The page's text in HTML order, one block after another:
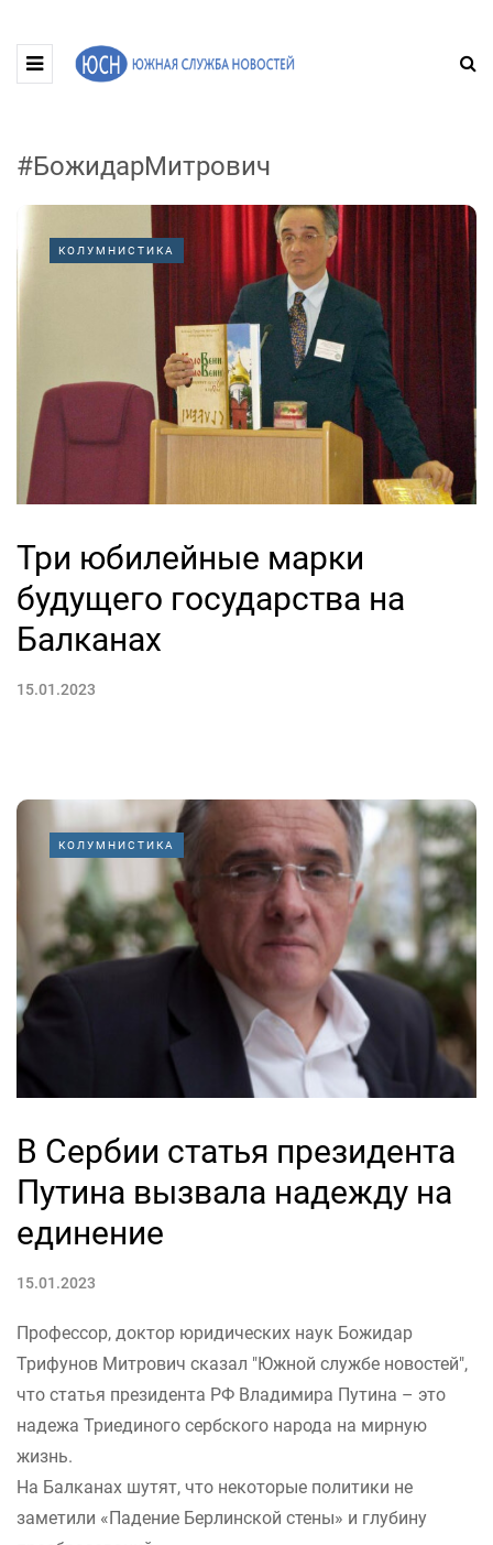
#БожидарМитрович
КОЛУМНИСТИКА
Три юбилейные марки
будущего государства на
Балканах
15.01.2023
КОЛУМНИСТИКА
В Сербии статья президента
Путина вызвала надежду на
единение
15.01.2023
Профессор, доктор юридических наук Божидар
Трифунов Митрович сказал "Южной службе новостей",
что статья президента РФ Владимира Путина – это
надежа Триединого сербского народа на мирную
жизнь.
На Балканах шутят, что некоторые политики не
заметили «Падение Берлинской стены» и глубину